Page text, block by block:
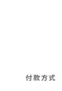
付款方式